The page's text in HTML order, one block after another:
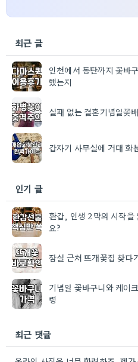
최근 글
인천에서 동탄까지 꽃바
했는지
실패 없는 결혼기념일꽃
갑자기 사무실에 거대 화
인기 글
환갑, 인생 2막의 시작을
요?
잠실 근처 뜨개꽃집 찾다
기념일 꽃바구니와 케이
령
최근 댓글